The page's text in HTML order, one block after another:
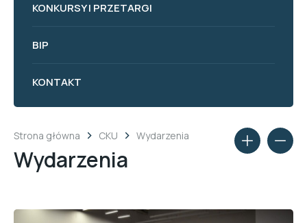
KONKURSY I PRZETARGI
BIP
KONTAKT
Strona główna CKU Wydarzenia
Wydarzenia